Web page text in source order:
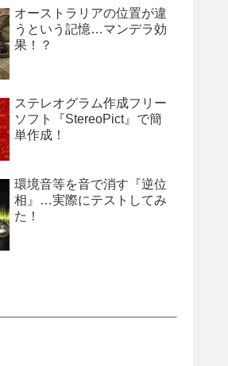
オーストラリアの位置が違
うという記憶…マンデラ効
果！？
ステレオグラム作成フリー
ソフト『StereoPict』で簡
単作成！
環境音等を音で消す『逆位
相』…実際にテストしてみ
た！